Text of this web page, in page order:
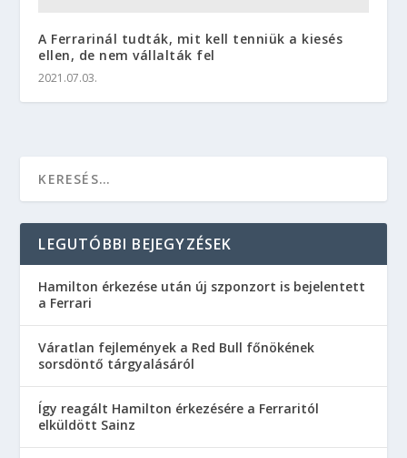
A Ferrarinál tudták, mit kell tenniük a kiesés
ellen, de nem vállalták fel
2021.07.03.
LEGUTÓBBI BEJEGYZÉSEK
Hamilton érkezése után új szponzort is bejelentett
a Ferrari
Váratlan fejlemények a Red Bull főnökének
sorsdöntő tárgyalásáról
Így reagált Hamilton érkezésére a Ferraritól
elküldött Sainz